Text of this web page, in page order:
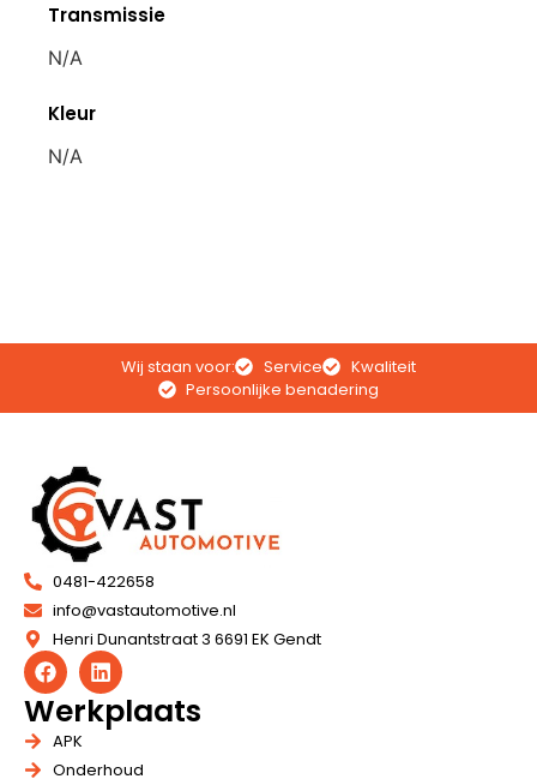
Transmissie
N/A
Kleur
N/A
Wij staan voor: Service
Kwaliteit
Persoonlijke benadering
0481-422658
info@vastautomotive.nl
Henri Dunantstraat 3 6691 EK Gendt
Werkplaats
APK
Onderhoud